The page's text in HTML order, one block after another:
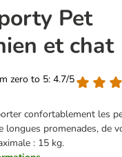
Pet
et chat
zero to 5: 4.7/5
confortablement les
promenades, de
: 15 kg.